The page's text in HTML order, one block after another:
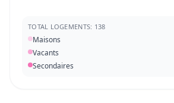
TOTAL LOGEMENTS: 138
Maisons
Vacants
Secondaires